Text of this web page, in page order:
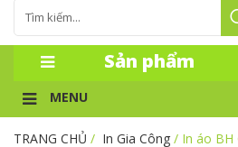
Sản phẩm
MENU
TRANG CHỦ / In Gia Công / In áo BH